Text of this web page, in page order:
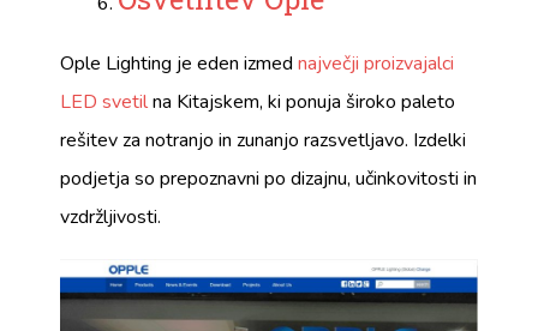
Ople Lighting je eden izmed največji proizvajalci
LED svetilna Kitajskem, ki ponuja široko paleto
rešitev za notranjo in zunanjo razsvetljavo. Izdelki
podjetja so prepoznavni po dizajnu, učinkovitosti in
vzdržljivosti.